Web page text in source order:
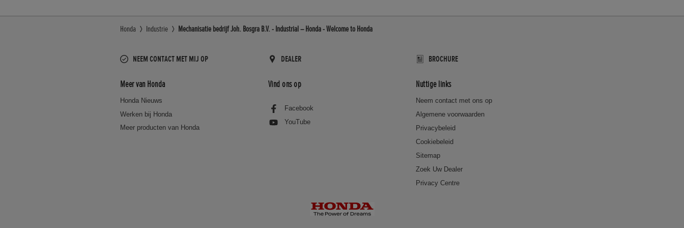
Honda Industrie Mechanisatie bedrijf Joh. Bosgra B.V. - Industrial – Honda - Welcome to Honda
NEEM CONTACT MET MIJ OP DEALER BROCHURE
Meer van Honda
Honda Nieuws
Werken bij Honda
Meer producten van Honda
Vind ons op
Facebook
YouTube
Nuttige links
Neem contact met ons op
Algemene voorwaarden
Privacybeleid
Cookiebeleid
Sitemap
Zoek Uw Dealer
Privacy Centre